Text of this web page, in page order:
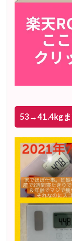
53→41.4kgま